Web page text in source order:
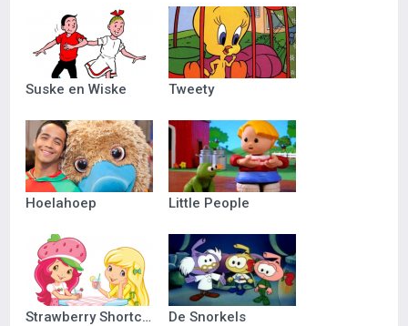
Suske en Wiske Tweety
Hoelahoep Little People
Strawberry Shortcake De Snorkels